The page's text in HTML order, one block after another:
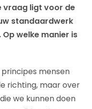
vraag ligt voor de
standaardwerk
. Op welke manier is
mensen
richting, maar over
we kunnen doen